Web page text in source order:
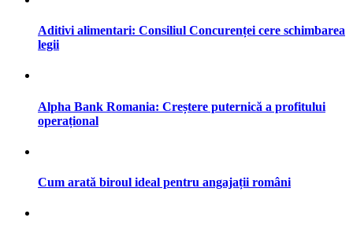
Aditivi alimentari: Consiliul Concurenței cere schimbarea
legii
Alpha Bank Romania: Creștere puternică a profitului
operațional
Cum arată biroul ideal pentru angajații români